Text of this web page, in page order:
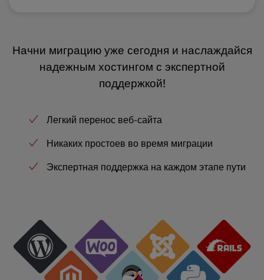
Начни миграцию уже сегодня и наслаждайся
надежным хостингом с экспертной
поддержкой!
Легкий перенос веб-сайта
Никаких простоев во время миграции
Экспертная поддержка на каждом этапе пути